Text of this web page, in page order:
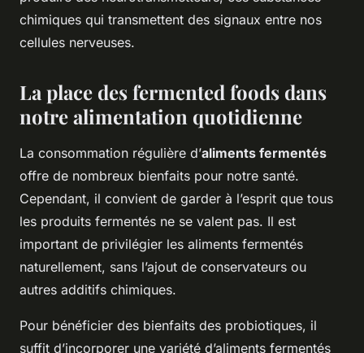
chimiques qui transmettent des signaux entre nos
cellules nerveuses.
La place des fermented foods dans
notre alimentation quotidienne
La consommation régulière d’aliments fermentés
offre de nombreux bienfaits pour notre santé.
Cependant, il convient de garder à l’esprit que tous
les produits fermentés ne se valent pas. Il est
important de privilégier les aliments fermentés
naturellement, sans l’ajout de conservateurs ou
autres additifs chimiques.
Pour bénéficier des bienfaits des probiotiques, il
suffit d’incorporer une variété d’aliments fermentés